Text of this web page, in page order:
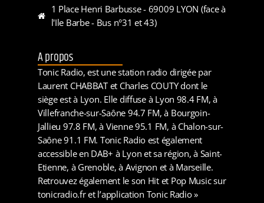
1 Place Henri Barbusse - 69009 LYON (face à
l'Ile Barbe - Bus n°31 et 43)
A propos
Tonic Radio, est une station radio dirigée par
Laurent CHABBAT et Charles COUTY dont le
siège est à Lyon. Elle diffuse à Lyon 98.4 FM, à
Villefranche-sur-Saône 94.7 FM, à Bourgoin-
Jallieu 97.8 FM, à Vienne 95.1 FM, à Chalon-sur-
Saône 91.1 FM. Tonic Radio est également
accessible en DAB+ à Lyon et sa région, à Saint-
Etienne, à Grenoble, à Avignon et à Marseille.
Retrouvez également le son Hit et Pop Music sur
tonicradio.fr et l’application Tonic Radio »